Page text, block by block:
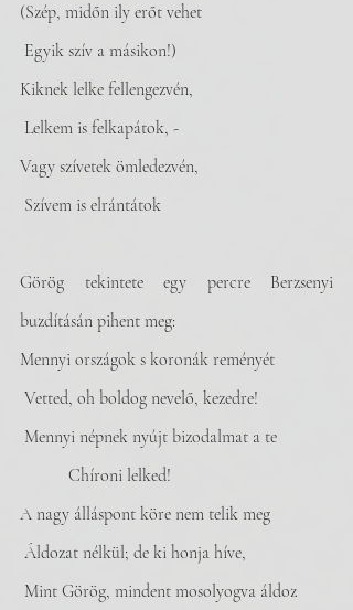
(Szép, midőn ily erőt vehet
Egyik szív a másikon!)
Kiknek lelke fellengezvén,
Lelkem is felkapátok, -
Vagy szívetek ömledezvén,
Szívem is elrántátok
Görög tekintete egy percre Berzsenyi
buzdításán pihent meg:
Mennyi országok s koronák reményét
Vetted, oh boldog nevelő, kezedre!
Mennyi népnek nyújt bizodalmat a te
           Chíroni lelked!
A nagy álláspont köre nem telik meg
Áldozat nélkül; de ki honja híve,
Mint Görög, mindent mosolyogva áldoz